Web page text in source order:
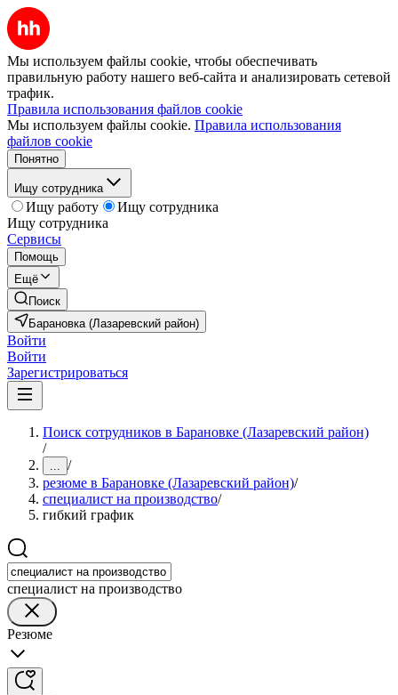
Мы используем файлы cookie, чтобы обеспечивать
правильную работу нашего веб-сайта и анализировать сетевой
трафик.
Правила использования файлов cookie
Мы используем файлы cookie. Правила использования
файлов cookie
Понятно
Ищу сотрудника
Ищу работу
Ищу сотрудника
Ищу сотрудника
Сервисы
Помощь
Ещё
Поиск
Барановка (Лазаревский район)
Войти
Войти
Зарегистрироваться
Поиск сотрудников в Барановке (Лазаревский район)
/
... /
резюме в Барановке (Лазаревский район)/
специалист на производство/
гибкий график
специалист на производство
Резюме